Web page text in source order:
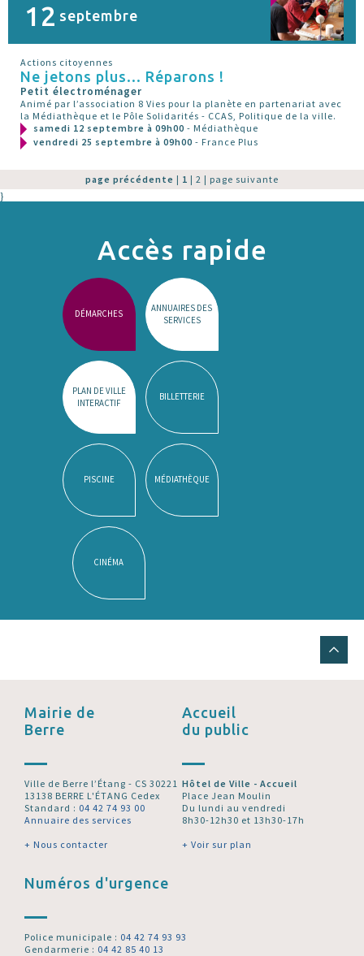
12 septembre
Actions citoyennes
Ne jetons plus... Réparons !
Petit électroménager
Animé par l’association 8 Vies pour la planète en partenariat avec
la Médiathèque et le Pôle Solidarités - CCAS, Politique de la ville.
samedi 12 septembre à 09h00 - Médiathèque
vendredi 25 septembre à 09h00 - France Plus
page précédente | 1 | 2 | page suivante
}
Accès rapide
DÉMARCHES
ANNUAIRES DES
SERVICES
PLAN DE VILLE
INTERACTIF
BILLETTERIE
PISCINE MÉDIATHÈQUE
CINÉMA
Mairie de
Berre
Ville de Berre l’Étang - CS 30221
13138 BERRE L'ÉTANG Cedex
Standard : 04 42 74 93 00
Annuaire des services
+ Nous contacter
Accueil
du public
Hôtel de Ville - Accueil
Place Jean Moulin
Du lundi au vendredi
8h30-12h30 et 13h30-17h
+ Voir sur plan
Numéros d'urgence
Police municipale : 04 42 74 93 93
Gendarmerie : 04 42 85 40 13